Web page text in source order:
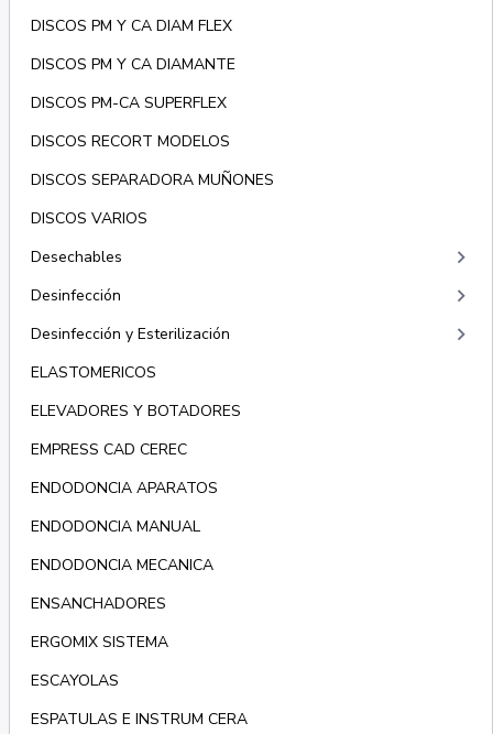
DISCOS PM Y CA DIAM FLEX
DISCOS PM Y CA DIAMANTE
DISCOS PM-CA SUPERFLEX
DISCOS RECORT MODELOS
DISCOS SEPARADORA MUÑONES
DISCOS VARIOS
Desechables
keyboard_arrow_right
Desinfección keyboard_arrow_right
Desinfección y Esterilización keyboard_arrow_right
ELASTOMERICOS
ELEVADORES Y BOTADORES
EMPRESS CAD CEREC
ENDODONCIA APARATOS
ENDODONCIA MANUAL
ENDODONCIA MECANICA
ENSANCHADORES
ERGOMIX SISTEMA
ESCAYOLAS
ESPATULAS E INSTRUM CERA